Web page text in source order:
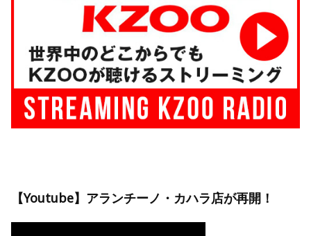
【Youtube】アランチーノ・カハラ店が再開！